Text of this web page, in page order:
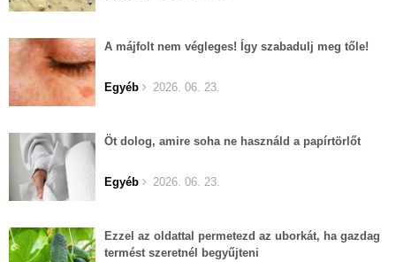
A májfolt nem végleges! Így szabadulj meg tőle!
Egyéb 2026. 06. 23.
Öt dolog, amire soha ne használd a papírtörlőt
Egyéb 2026. 06. 23.
Ezzel az oldattal permetezd az uborkát, ha gazdag
termést szeretnél begyűjteni